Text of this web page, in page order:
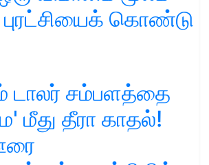
புரட்சியைக் கொண்டு
டாலர் சம்பளத்தை
மீது தீரா காதல்!